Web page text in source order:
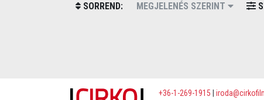
SORREND: MEGJELENÉS SZERINT
+36-1-269-1915